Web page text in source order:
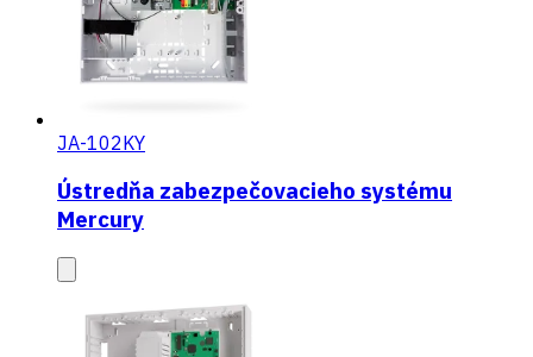
JA-102KY
Ústredňa zabezpečovacieho systému
Mercury